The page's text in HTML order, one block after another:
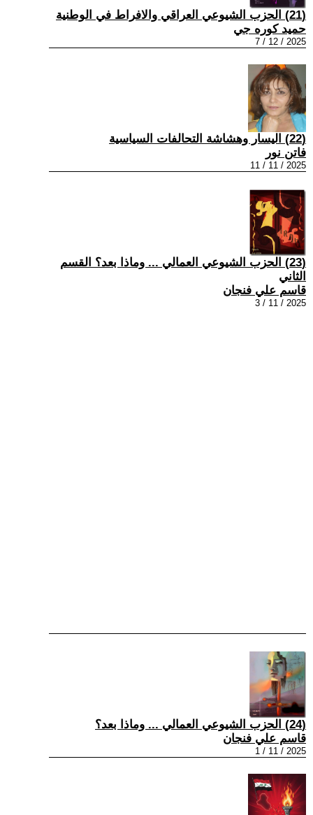
(21) الحزب الشيوعي العراقي والافراط في الوطنية
حميد كوره جي
2025 / 12 / 7
(22) اليسار وهشاشة التحالفات السياسية
فاتن نور
2025 / 11 / 11
(23) الحزب الشيوعي العمالي ... وماذا بعد؟ القسم
الثاني
قاسم علي فنجان
2025 / 11 / 3
(24) الحزب الشيوعي العمالي ... وماذا بعد؟
قاسم علي فنجان
2025 / 11 / 1